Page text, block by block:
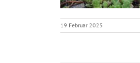
19 Februar 2025